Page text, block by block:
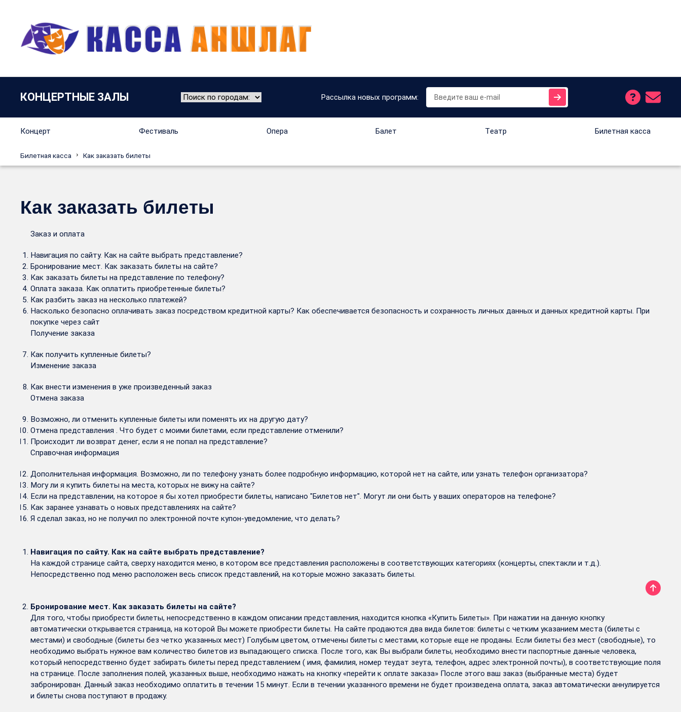
КОНЦЕРТНЫЕ ЗАЛЫ Рассылка новых программ:
Концерт Фестиваль Опера Балет Tеатр Билетная касса
Билетная касса Как заказать билеты
Как заказать билеты
Заказ и оплата
Навигация по сайту. Как на сайте выбрать представление?
Бронирование мест. Как заказать билеты на сайте?
Как заказать билеты на представление по телефону?
Оплата заказа. Как оплатить приобретенные билеты?
Как разбить заказ на несколько платежей?
Насколько безопасно оплачивать заказ посредством кредитной карты? Как обеспечивается безопасность и сохранность личных данных и данных кредитной карты. При
покупке через сайт
Получение заказа
Как получить купленные билеты?
Изменение заказа
Как внести изменения в уже произведенный заказ
Отмена заказа
Возможно, ли отменить купленные билеты или поменять их на другую дату?
Отмена представления . Что будет с моими билетами, если представление отменили?
Происходит ли возврат денег, если я не попал на представление?
Справочная информация
Дополнительная информация. Возможно, ли по телефону узнать более подробную информацию, которой нет на сайте, или узнать телефон организатора?
Могу ли я купить билеты на места, которых не вижу на сайте?
Если на представлении, на которое я бы хотел приобрести билеты, написано "Билетов нет". Могут ли они быть у ваших операторов на телефоне?
Как заранее узнавать о новых представлениях на сайте?
Я сделал заказ, но не получил по электронной почте купон-уведомление, что делать?
Навигация по сайту. Как на сайте выбрать представление?
На каждой странице сайта, сверху находится меню, в котором все представления расположены в соответствующих категориях (концерты, спектакли и т.д.).
Непосредственно под меню расположен весь список представлений, на которые можно заказать билеты.
Бронирование мест. Как заказать билеты на сайте?
Для того, чтобы приобрести билеты, непосредственно в каждом описании представления, находится кнопка «Купить Билеты». При нажатии на данную кнопку
автоматически открывается страница, на которой Вы можете приобрести билеты. На сайте продаются два вида билетов: билеты с четким указанием места (билеты с
местами) и свободные (билеты без четко указанных мест) Голубым цветом, отмечены билеты с местами, которые еще не проданы. Если билеты без мест (свободные), то
необходимо выбрать нужное вам количество билетов из выпадающего списка. После того, как Вы выбрали билеты, необходимо внести паспортные данные человека,
который непосредственно будет забирать билеты перед представлением ( имя, фамилия, номер теудат зеута, телефон, адрес электронной почты), в соответствующие поля
на странице. После заполнения полей, указанных выше, необходимо нажать на кнопку «перейти к оплате заказа» После этого ваш заказ (выбранные места) будет
забронирован. Данный заказ необходимо оплатить в течении 15 минут. Если в течении указанного времени не будет произведена оплата, заказ автоматически аннулируется
и билеты снова поступают в продажу.